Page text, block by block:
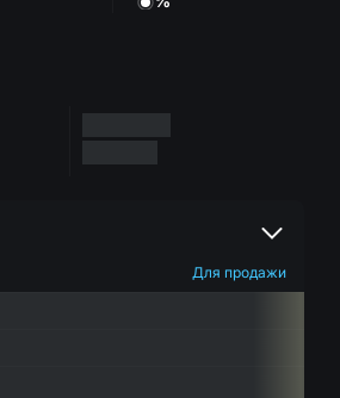
Для продажи